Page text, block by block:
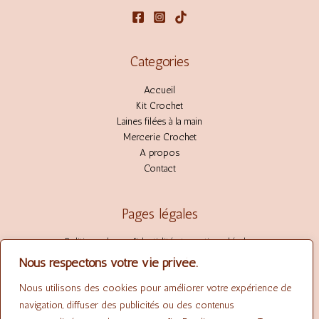
Nous respectons votre vie privée.
Nous utilisons des cookies pour améliorer votre expérience de
navigation, diffuser des publicités ou des contenus
Categories
Accueil
Kit Crochet
Laines filées à la main
Mercerie Crochet
A propos
Contact
Pages légales
Politique de confidentialité et mentions légales
CGV
CGU
Plan de site